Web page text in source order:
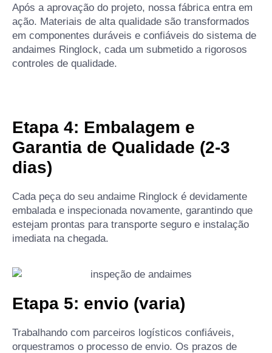
Após a aprovação do projeto, nossa fábrica entra em
ação. Materiais de alta qualidade são transformados
em componentes duráveis e confiáveis do sistema de
andaimes Ringlock, cada um submetido a rigorosos
controles de qualidade.
Etapa 4: Embalagem e
Garantia de Qualidade (2-3
dias)
Cada peça do seu andaime Ringlock é devidamente
embalada e inspecionada novamente, garantindo que
estejam prontas para transporte seguro e instalação
imediata na chegada.
Etapa 5: envio (varia)
Trabalhando com parceiros logísticos confiáveis,
orquestramos o processo de envio. Os prazos de